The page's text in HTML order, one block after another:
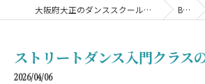
大阪府大正のダンススクールならDANCE STUDIO LAC BLOG
ストリートダンス入門クラス
2026/04/06